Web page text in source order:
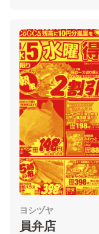
ヨシヅヤ
員弁店